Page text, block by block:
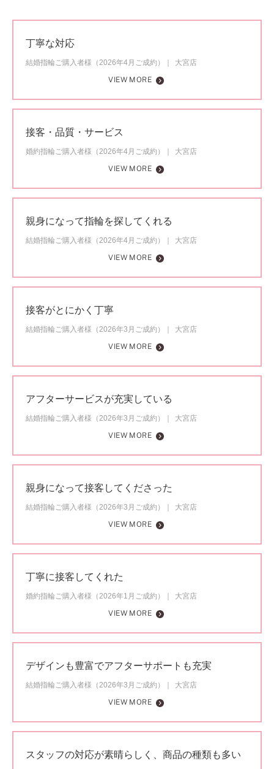
丁寧な対応
結婚指輪ご購入者様（2026年4月ご成約）
大宮店
VIEW MORE
接客・品質・サービス
婚約指輪ご購入者様（2026年4月ご成約）
大宮店
VIEW MORE
親身になって指輪を探してくれる
結婚指輪ご購入者様（2026年4月ご成約）
大宮店
VIEW MORE
接客がとにかく丁寧
結婚指輪ご購入者様（2026年3月ご成約）
大宮店
VIEW MORE
アフターサービスが充実している
結婚指輪ご購入者様（2026年3月ご成約）
大宮店
VIEW MORE
親身になって接客してくださった
結婚指輪ご購入者様（2026年3月ご成約）
大宮店
VIEW MORE
丁寧に接客してくれた
婚約指輪ご購入者様（2026年1月ご成約）
大宮店
VIEW MORE
デザインも豊富でアフターサポートも充実
結婚指輪ご購入者様（2026年3月ご成約）
大宮店
VIEW MORE
スタッフの対応が素晴らしく、商品の種類も多い